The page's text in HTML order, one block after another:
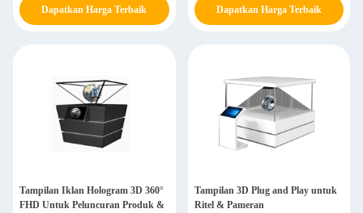
Dapatkan Harga Terbaik Dapatkan Harga Terbaik
Tampilan Iklan Hologram 3D 360°
FHD Untuk Peluncuran Produk &
Tampilan 3D Plug and Play untuk
Ritel & Pameran